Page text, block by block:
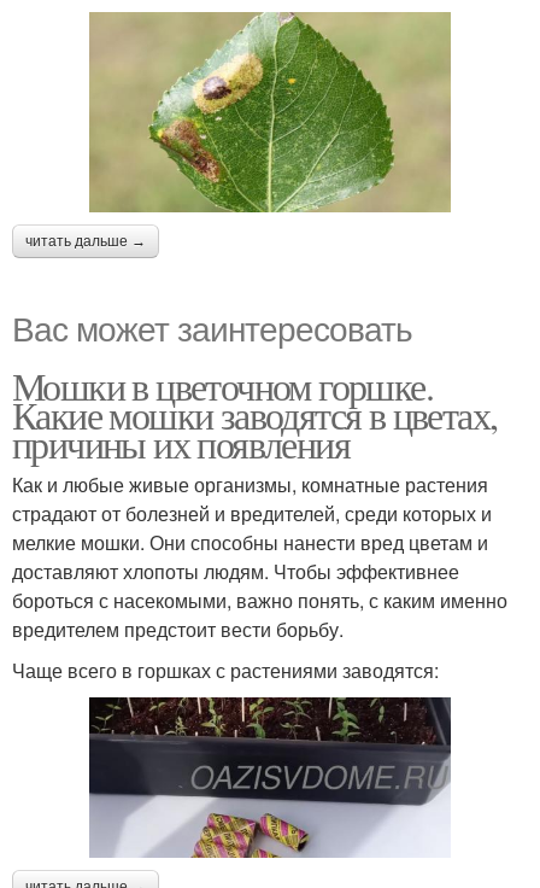
читать дальше →
Вас может заинтересовать
Мошки в цветочном горшке.
Какие мошки заводятся в цветах,
причины их появления
Как и любые живые организмы, комнатные растения
страдают от болезней и вредителей, среди которых и
мелкие мошки. Они способны нанести вред цветам и
доставляют хлопоты людям. Чтобы эффективнее
бороться с насекомыми, важно понять, с каким именно
вредителем предстоит вести борьбу.
Чаще всего в горшках с растениями заводятся: